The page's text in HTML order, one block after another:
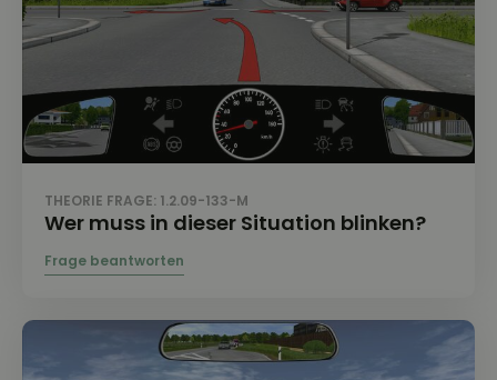
THEORIE FRAGE: 1.2.09-133-M
Wer muss in dieser Situation blinken?